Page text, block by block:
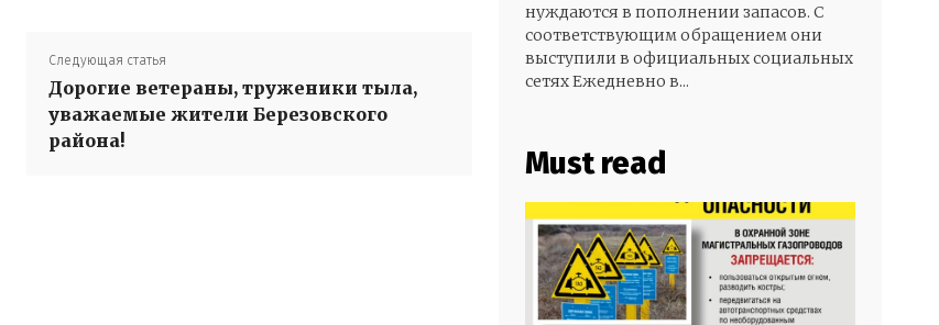
Следующая статья
Дорогие ветераны, труженики тыла,
уважаемые жители Березовского
района!
нуждаются в пополнении запасов. С
соответствующим обращением они
выступили в официальных социальных
сетях Ежедневно в...
Must read